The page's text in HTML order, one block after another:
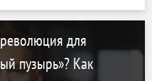
для
пузырь»? Как